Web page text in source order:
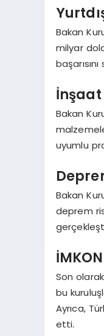
Bakan
milyar
Bakan
uyumlu
Bakan
deprem
Son
bu
Ayrıca,
etti.